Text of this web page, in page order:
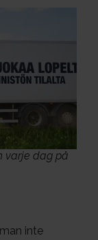
varje dag på
inte